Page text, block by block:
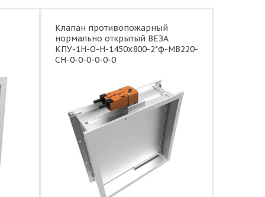
Клапан противопожарный
нормально открытый ВЕЗА
КПУ-1Н-О-Н-1450x800-2*ф-МВ220-
СН-0-0-0-0-0-0